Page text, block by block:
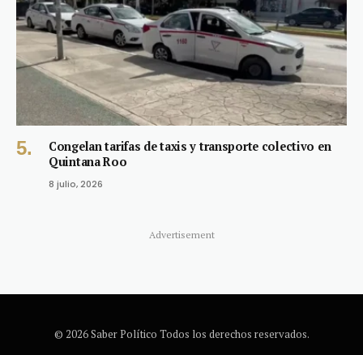
Congelan tarifas de taxis y transporte colectivo en
Quintana Roo
8 julio, 2026
Advertisement
© 2026 Saber Político Todos los derechos reservados.